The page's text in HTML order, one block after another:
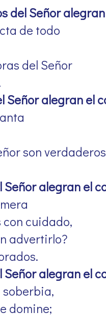
del Señor
de todo
del Señor
Señor alegran el
son verdaderos
alegran el
con cuidado,
advertirlo?
alegran el
soberbia,
domine;